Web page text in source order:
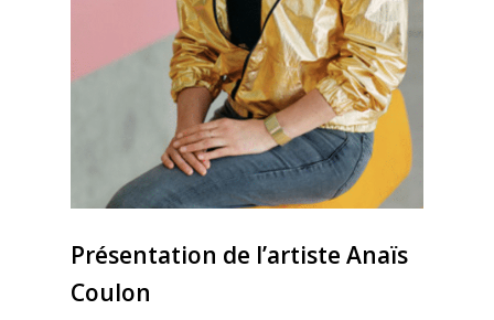
Présentation de l’artiste Anaïs
Coulon